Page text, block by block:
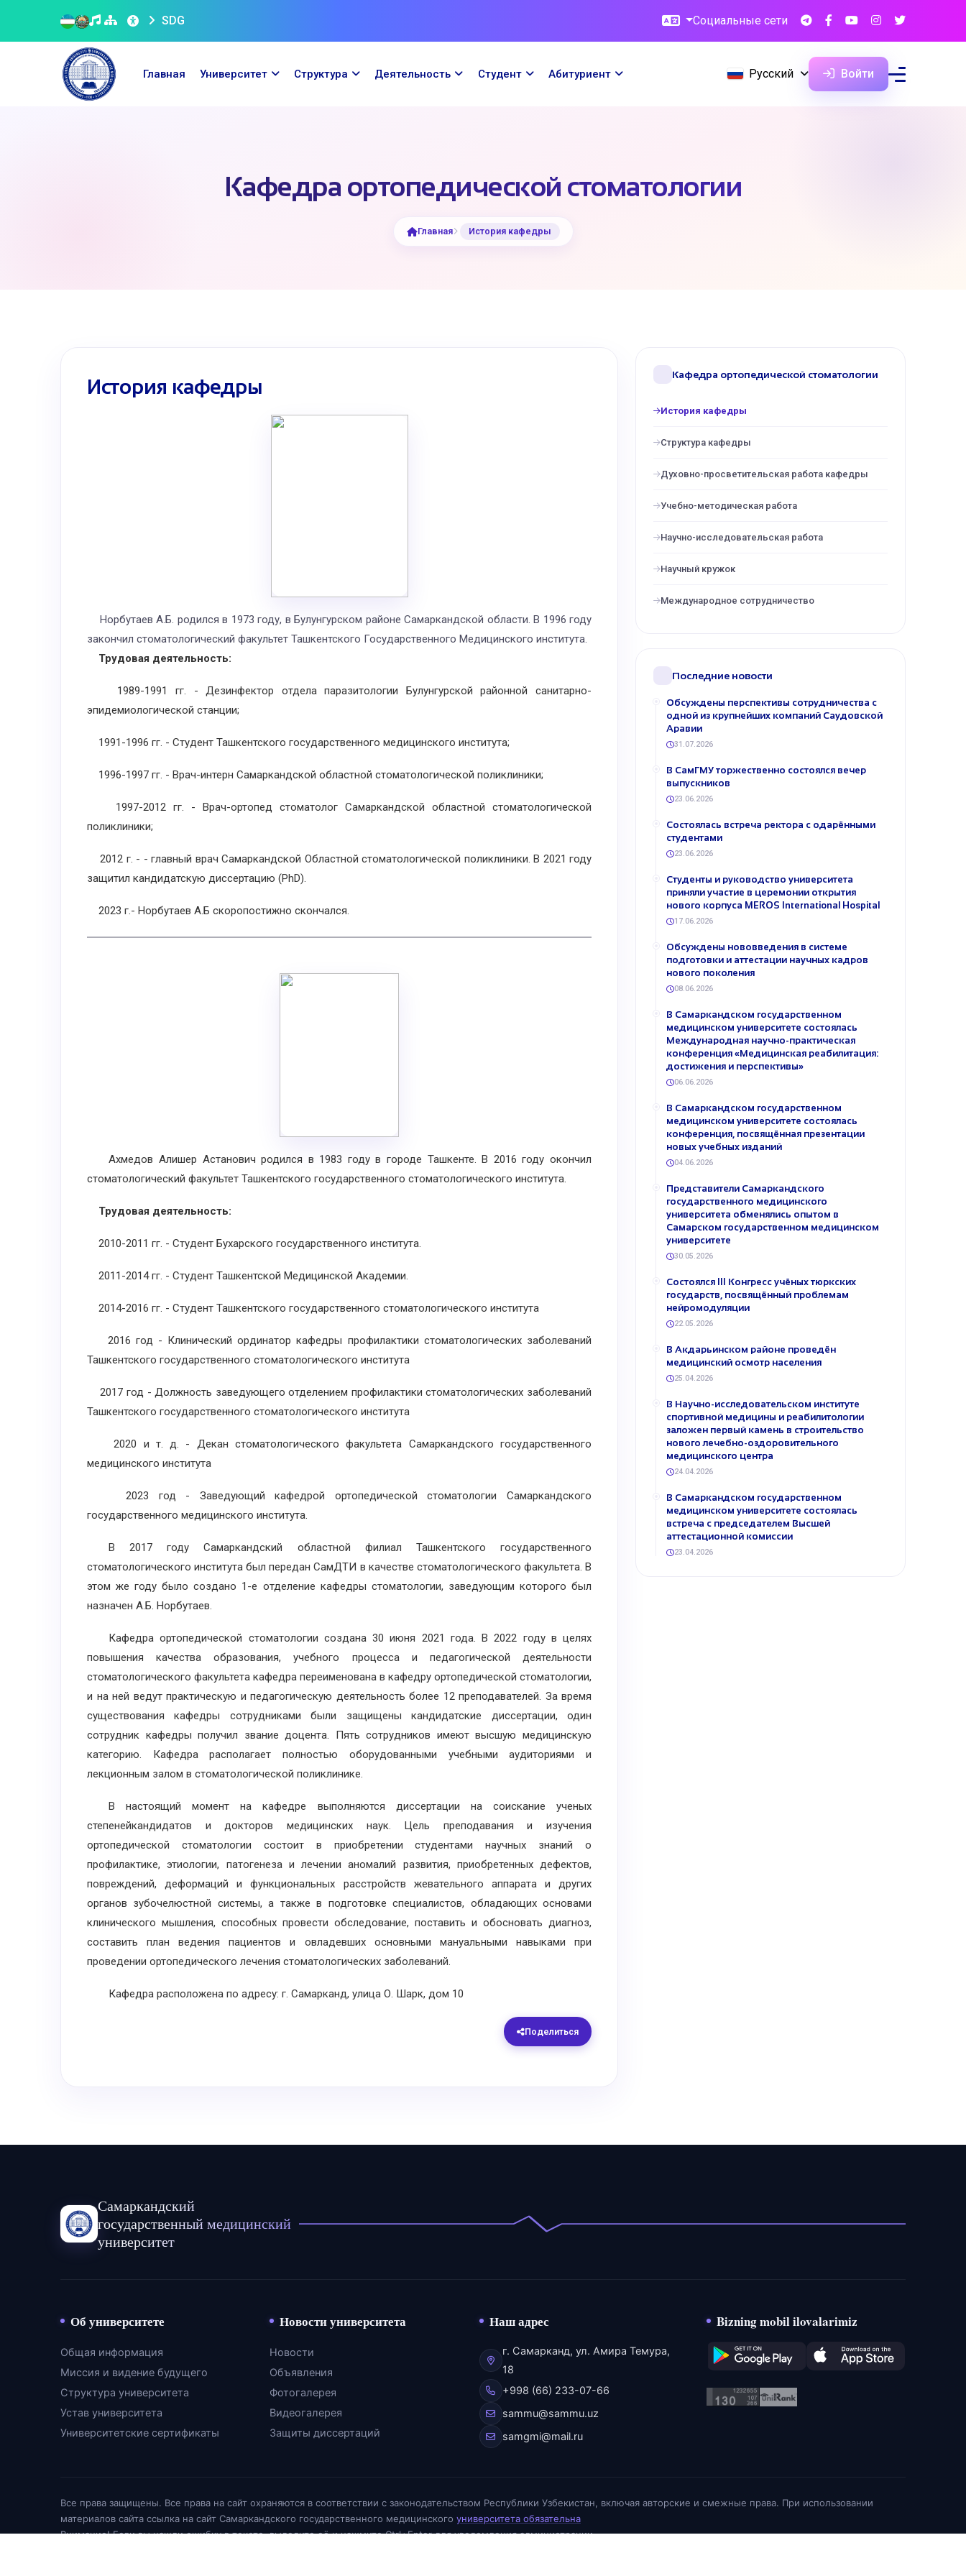
SDG Социальные сети
Главная Университет Структура Деятельность Cтудент Абитуриент Русский Войти
Кафедра ортопедической стоматологии
Главная История кафедры
История кафедры
Норбутаев А.Б. родился в 1973 году, в Булунгурском районе Самаркандской области. В 1996 году
закончил стоматологический факультет Ташкентского Государственного Медицинского института.
Трудовая деятельность:
1989-1991 гг. - Дезинфектор отдела паразитологии Булунгурской районной санитарно-
эпидемиологической станции;
1991-1996 гг. - Студент Ташкентского государственного медицинского института;
1996-1997 гг. - Врач-интерн Самаркандской областной стоматологической поликлиники;
1997-2012 гг. - Врач-ортопед стоматолог Самаркандской областной стоматологической
поликлиники;
2012 г. - - главный врач Самаркандской Областной стоматологической поликлиники. В 2021 году
защитил кандидатскую диссертацию (PhD).
2023 г.- Норбутаев А.Б скоропостижно скончался.
Ахмедов Алишер Астанович родился в 1983 году в городе Ташкенте. В 2016 году окончил
стоматологический факультет Ташкентского государственного стоматологического института.
Трудовая деятельность:
2010-2011 гг. - Студент Бухарского государственного института.
2011-2014 гг. - Студент Ташкентской Медицинской Академии.
2014-2016 гг. - Студент Ташкентского государственного стоматологического института
2016 год - Клинический ординатор кафедры профилактики стоматологических заболеваний
Ташкентского государственного стоматологического института
2017 год - Должность заведующего отделением профилактики стоматологических заболеваний
Ташкентского государственного стоматологического института
2020 и т. д. - Декан стоматологического факультета Самаркандского государственного
медицинского института
2023 год - Заведующий кафедрой ортопедической стоматологии Самаркандского
государственного медицинского института.
В 2017 году Самаркандский областной филиал Ташкентского государственного
стоматологического института был передан СамДТИ в качестве стоматологического факультета. В
этом же году было создано 1-е отделение кафедры стоматологии, заведующим которого был
назначен А.Б. Норбутаев.
Кафедра ортопедической стоматологии создана 30 июня 2021 года. В 2022 году в целях
повышения качества образования, учебного процесса и педагогической деятельности
стоматологического факультета кафедра переименована в кафедру ортопедической стоматологии,
и на ней ведут практическую и педагогическую деятельность более 12 преподавателей. За время
существования кафедры сотрудниками были защищены кандидатские диссертации, один
сотрудник кафедры получил звание доцента. Пять сотрудников имеют высшую медицинскую
категорию. Кафедра располагает полностью оборудованными учебными аудиториями и
лекционным залом в стоматологической поликлинике.
В настоящий момент на кафедре выполняются диссертации на соискание ученых
степенейкандидатов и докторов медицинских наук. Цель преподавания и изучения
ортопедической стоматологии состоит в приобретении студентами научных знаний о
профилактике, этиологии, патогенеза и лечении аномалий развития, приобретенных дефектов,
повреждений, деформаций и функциональных расстройств жевательного аппарата и других
органов зубочелюстной системы, а также в подготовке специалистов, обладающих основами
клинического мышления, способных провести обследование, поставить и обосновать диагноз,
составить план ведения пациентов и овладевших основными мануальными навыками при
проведении ортопедического лечения стоматологических заболеваний.
Кафедра расположена по адресу: г. Самарканд, улица О. Шарк, дом 10
Поделиться
Кафедра ортопедической стоматологии
История кафедры
Структура кафедры
Духовно-просветительская работа кафедры
Учебно-методическая работа
Научно-исследовательская работа
Научный кружок
Международное сотрудничество
Последние новости
Обсуждены перспективы сотрудничества с
одной из крупнейших компаний Саудовской
Аравии
31.07.2026
В СамГМУ торжественно состоялся вечер
выпускников
23.06.2026
Состоялась встреча ректора с одарёнными
студентами
23.06.2026
Студенты и руководство университета
приняли участие в церемонии открытия
нового корпуса MEROS International Hospital
17.06.2026
Обсуждены нововведения в системе
подготовки и аттестации научных кадров
нового поколения
08.06.2026
В Самаркандском государственном
медицинском университете состоялась
Международная научно-практическая
конференция «Медицинская реабилитация:
достижения и перспективы»
06.06.2026
В Самаркандском государственном
медицинском университете состоялась
конференция, посвящённая презентации
новых учебных изданий
04.06.2026
Представители Самаркандского
государственного медицинского
университета обменялись опытом в
Самарском государственном медицинском
университете
30.05.2026
Состоялся III Конгресс учёных тюркских
государств, посвящённый проблемам
нейромодуляции
22.05.2026
В Акдарьинском районе проведён
медицинский осмотр населения
25.04.2026
В Научно-исследовательском институте
спортивной медицины и реабилитологии
заложен первый камень в строительство
нового лечебно-оздоровительного
медицинского центра
24.04.2026
В Самаркандском государственном
медицинском университете состоялась
встреча с председателем Высшей
аттестационной комиссии
23.04.2026
Самаркандский
государственный медицинский
университет
Об университете
Общая информация
Миссия и видение будущего
Структура университета
Устав университета
Университетские сертификаты
Новости университета
Новости
Объявления
Фотогалерея
Видеогалерея
Защиты диссертаций
Наш адрес
г. Самарканд, ул. Амира Темура,
18
+998 (66) 233-07-66
sammu@sammu.uz
samgmi@mail.ru
Bizning mobil ilovalarimiz
Все права защищены. Все права на сайт охраняются в соответствии с законодательством Республики Узбекистан, включая авторские и смежные права. При использовании
материалов сайта ссылка на сайт Самаркандского государственного медицинского университета обязательна
Внимание! Если вы нашли ошибку в тексте, выделите её и нажмите Ctrl+Enter для уведомления администрации